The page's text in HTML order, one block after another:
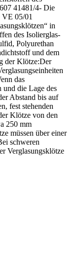
41481/4- Die
05/01
in
des Isolierglas-
Polyurethan
und dem
der Klötze:Der
das
und die Lage des
Abstand bis auf
fest stehenden
Klötze von den
250 mm
müssen über einer
schweren
Verglasungsklötze